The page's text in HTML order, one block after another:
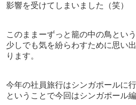
影響を受けてしまいました（笑）
このままーずっと籠の中の鳥とい
少しでも気を紛らわすために思い
ります。
今年の社員旅行はシンガポールに
ということで今回はシンガポール